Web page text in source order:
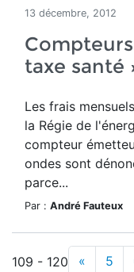
13 décembre, 2012
taxe santé
Les frais
la Régie de
compteur
ondes sont
parce...
Par : André Fauteux
109 - 120
« 5